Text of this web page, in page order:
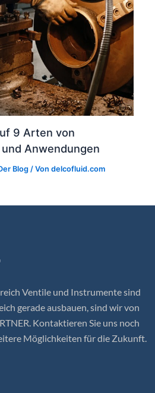
9 Arten von
Anwendungen
Blog / Vondelcofluid.com
Ventile und Instrumente sind
gerade ausbauen, sind wir von
Kontaktieren Sie uns noch
Möglichkeiten für die Zukunft.